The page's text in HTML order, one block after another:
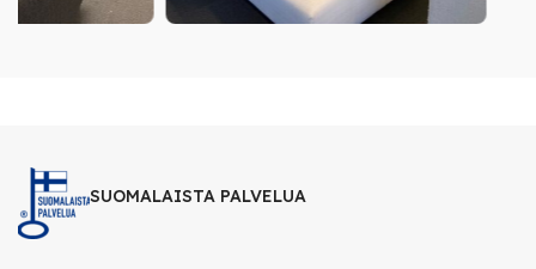
SUOMALAISTA PALVELUA